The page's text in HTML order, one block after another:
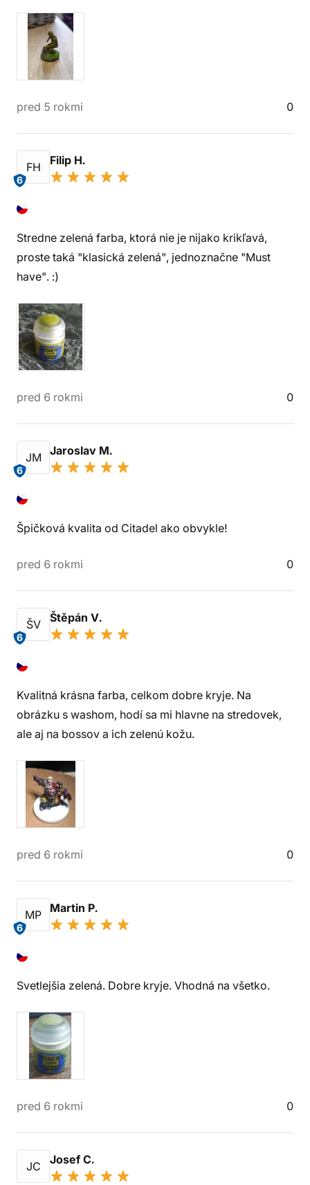
pred 5 rokmi 0
FH
6
Filip H.
Stredne zelená farba, ktorá nie je nijako krikľavá,
proste taká "klasická zelená", jednoznačne "Must
have". :)
pred 6 rokmi 0
JM
6
Jaroslav M.
Špičková kvalita od Citadel ako obvykle!
pred 6 rokmi 0
ŠV
6
Štěpán V.
Kvalitná krásna farba, celkom dobre kryje. Na
obrázku s washom, hodí sa mi hlavne na stredovek,
ale aj na bossov a ich zelenú kožu.
pred 6 rokmi 0
MP
6
Martin P.
Svetlejšia zelená. Dobre kryje. Vhodná na všetko.
pred 6 rokmi 0
JC Josef C.